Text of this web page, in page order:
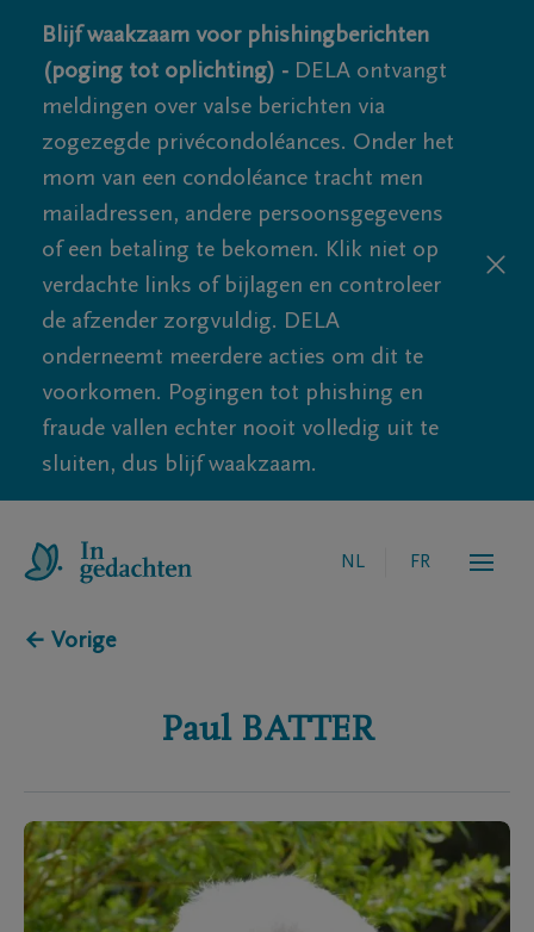
Blijf waakzaam voor phishingberichten
(poging tot oplichting) - DELA ontvangt
meldingen over valse berichten via
zogezegde privécondoléances. Onder het
mom van een condoléance tracht men
mailadressen, andere persoonsgegevens
of een betaling te bekomen. Klik niet op
verdachte links of bijlagen en controleer
de afzender zorgvuldig. DELA
onderneemt meerdere acties om dit te
voorkomen. Pogingen tot phishing en
fraude vallen echter nooit volledig uit te
sluiten, dus blijf waakzaam.
NL FR
← Vorige
Paul BATTER